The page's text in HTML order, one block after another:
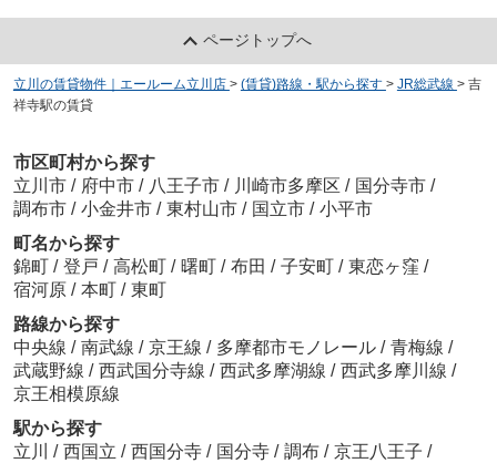
ページトップへ
立川の賃貸物件｜エールーム立川店 > (賃貸)路線・駅から探す > JR総武線 > 吉
祥寺駅の賃貸
市区町村から探す
立川市 / 府中市 / 八王子市 / 川崎市多摩区 / 国分寺市 /
調布市 / 小金井市 / 東村山市 / 国立市 / 小平市
町名から探す
錦町 / 登戸 / 高松町 / 曙町 / 布田 / 子安町 / 東恋ヶ窪 /
宿河原 / 本町 / 東町
路線から探す
中央線 / 南武線 / 京王線 / 多摩都市モノレール / 青梅線 /
武蔵野線 / 西武国分寺線 / 西武多摩湖線 / 西武多摩川線 /
京王相模原線
駅から探す
立川
/ 西国立 / 西国分寺 / 国分寺 / 調布 / 京王八王子 /